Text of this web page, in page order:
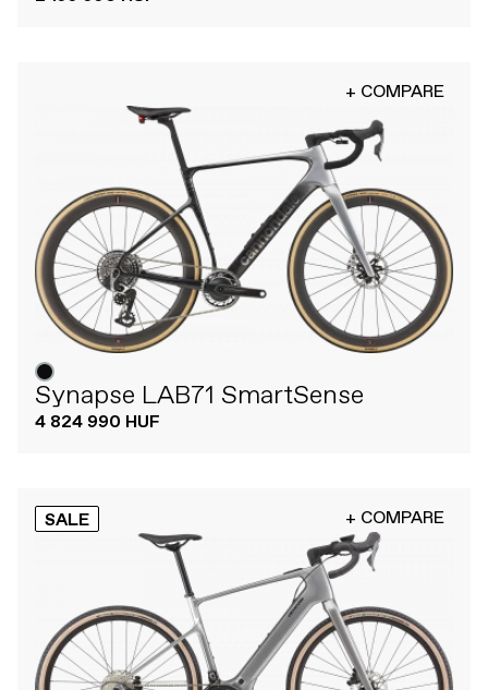
+ COMPARE
Synapse LAB71 SmartSense
4 824 990 HUF
SALE + COMPARE